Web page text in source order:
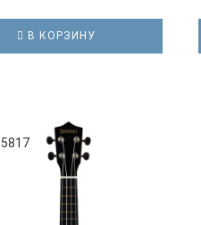
В КОРЗИНУ